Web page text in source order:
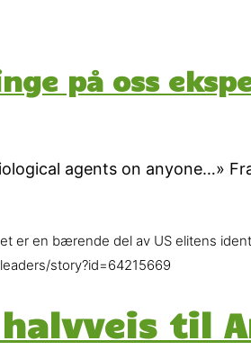
på oss
agents on anyone…»
er en bærende del av US elitens
story?id=64215669
til